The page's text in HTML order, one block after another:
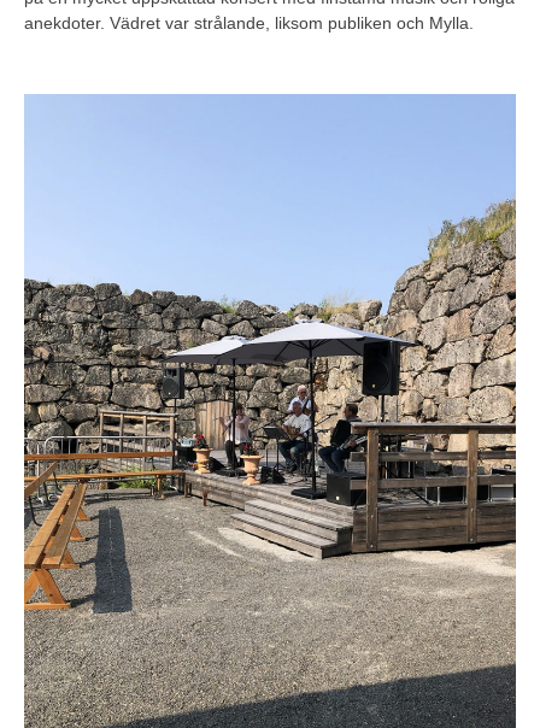
anekdoter. Vädret var strålande, liksom publiken och Mylla.